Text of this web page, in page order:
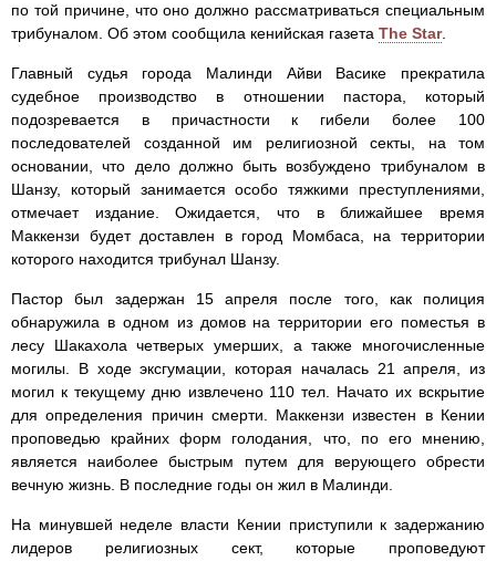
по той причине, что оно должно рассматриваться специальным
трибуналом. Об этом сообщила кенийская газета The Star.
Главный судья города Малинди Айви Васике прекратила
судебное производство в отношении пастора, который
подозревается в причастности к гибели более 100
последователей созданной им религиозной секты, на том
основании, что дело должно быть возбуждено трибуналом в
Шанзу, который занимается особо тяжкими преступлениями,
отмечает издание. Ожидается, что в ближайшее время
Маккензи будет доставлен в город Момбаса, на территории
которого находится трибунал Шанзу.
Пастор был задержан 15 апреля после того, как полиция
обнаружила в одном из домов на территории его поместья в
лесу Шакахола четверых умерших, а также многочисленные
могилы. В ходе эксгумации, которая началась 21 апреля, из
могил к текущему дню извлечено 110 тел. Начато их вскрытие
для определения причин смерти. Маккензи известен в Кении
проповедью крайних форм голодания, что, по его мнению,
является наиболее быстрым путем для верующего обрести
вечную жизнь. В последние годы он жил в Малинди.
На минувшей неделе власти Кении приступили к задержанию
лидеров религиозных сект, которые проповедуют